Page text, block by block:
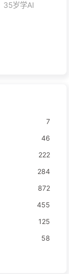
35岁学AI
7
46
222
284
872
455
125
58